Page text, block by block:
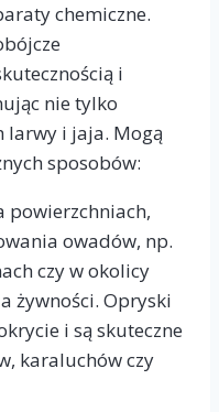
chemiczne.
i
nie tylko
larwy i jaja. Mogą
sposobów:
powierzchniach,
owadów, np.
czy w okolicy
żywności. Opryski
i są skuteczne
karaluchów czy